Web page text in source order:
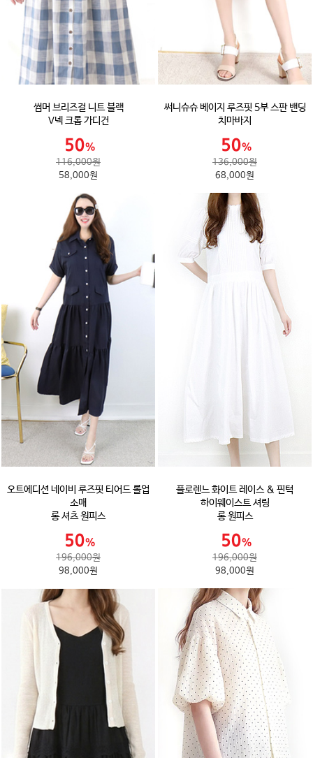
썸머 브리즈걸 니트 블랙
V넥 크롭 가디건
116,000원
58,000원
써니슈슈 베이지 루즈핏 5부 스판 밴딩
치마바지
136,000원
68,000원
오트에디션 네이비 루즈핏 티어드 롤업
소매
롱 셔츠 원피스
196,000원
98,000원
플로렌느 화이트 레이스 & 핀턱
하이웨이스트 셔링
롱 원피스
196,000원
98,000원